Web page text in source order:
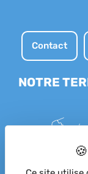
Contact
NOTRE